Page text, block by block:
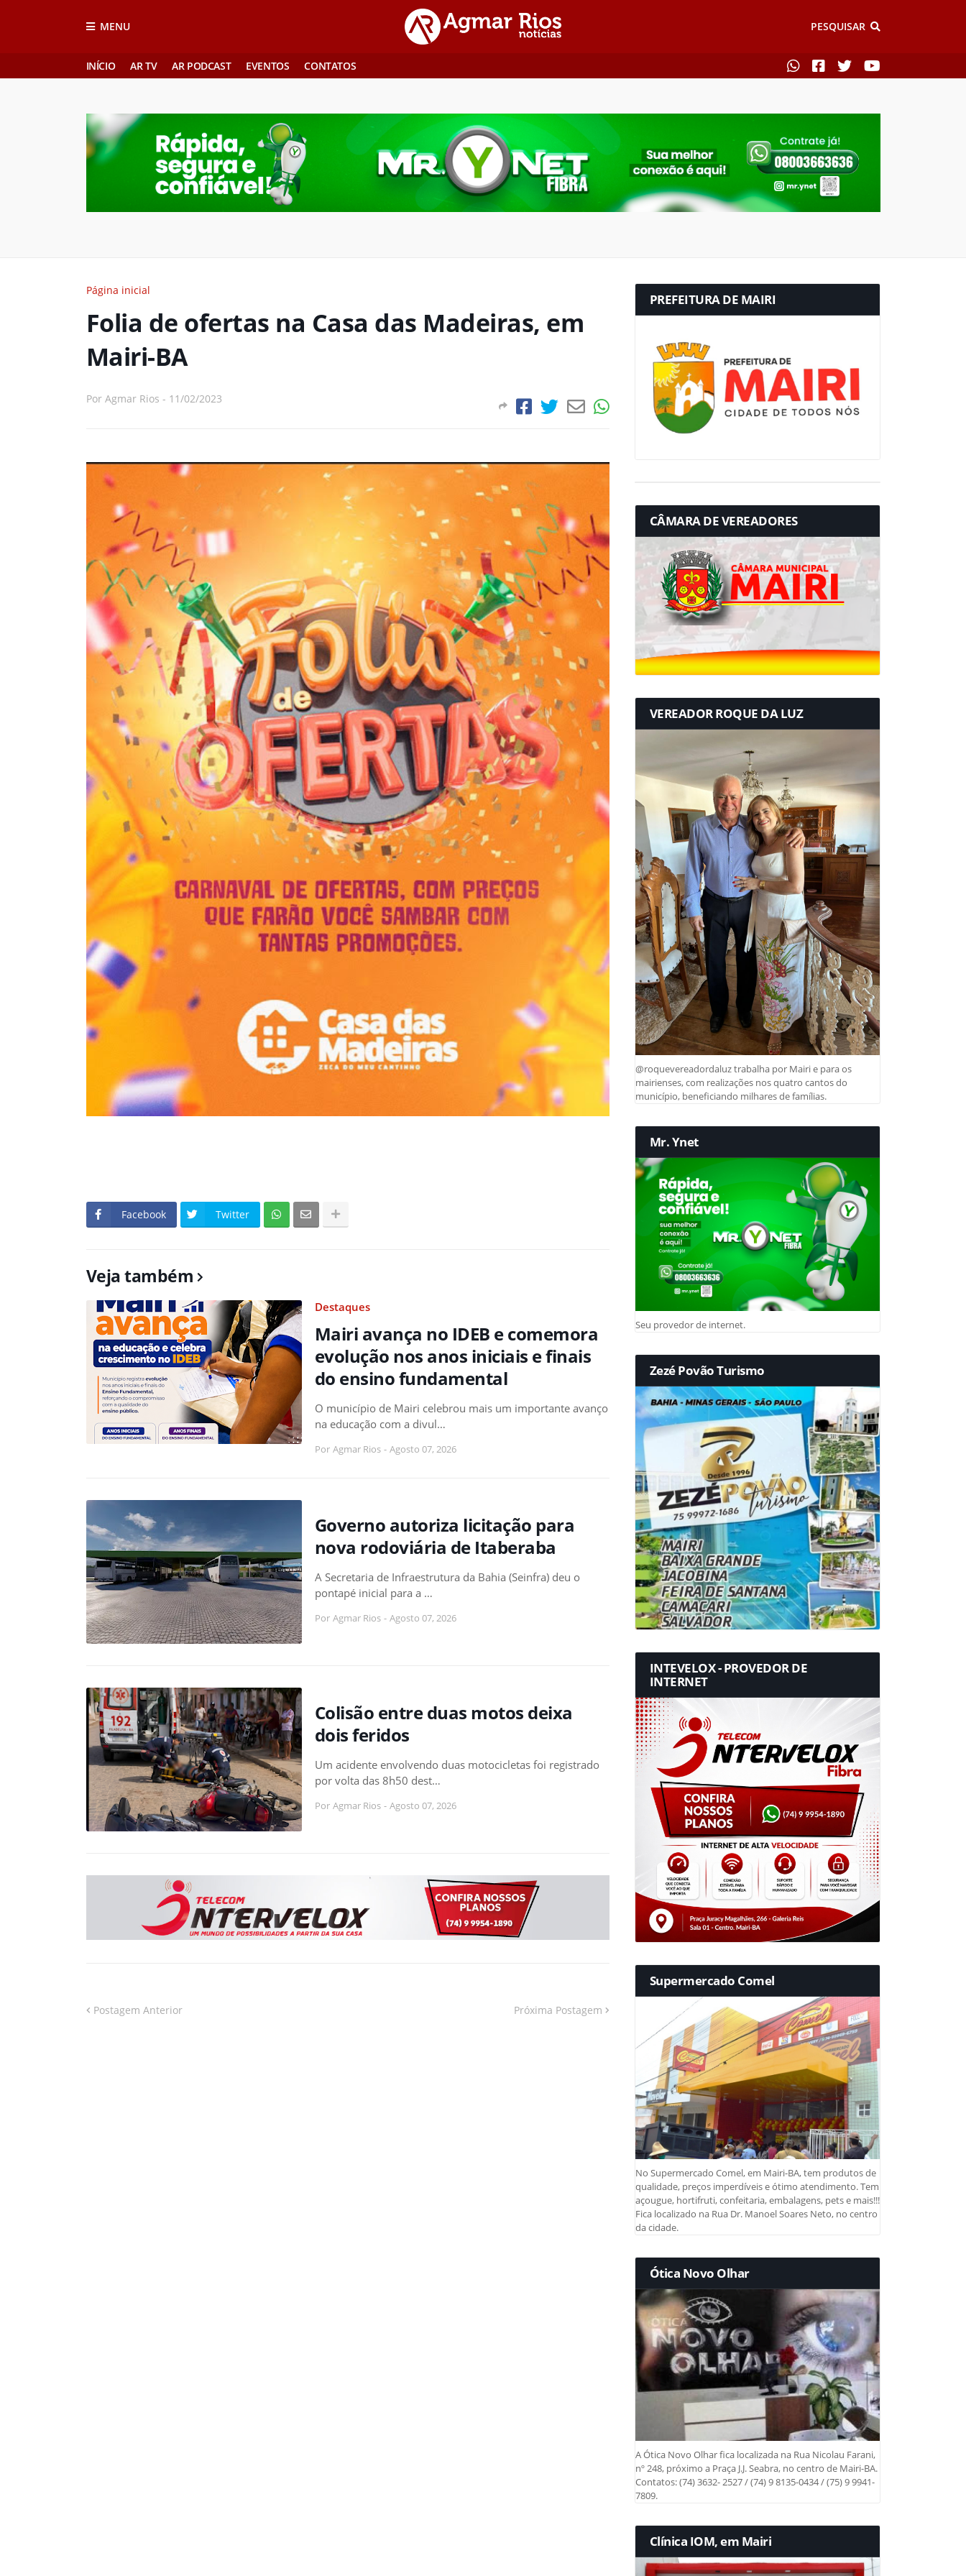
MENU PESQUISAR
INÍCIO AR TV AR PODCAST EVENTOS CONTATOS
Página inicial
Folia de ofertas na Casa das Madeiras, em
Mairi-BA
Por Agmar Rios - 11/02/2023
Facebook Twitter
Veja também
Destaques
Mairi avança no IDEB e comemora
evolução nos anos iniciais e finais
do ensino fundamental
O município de Mairi celebrou mais um importante avanço
na educação com a divul…
Por Agmar Rios - Agosto 07, 2026
Governo autoriza licitação para
nova rodoviária de Itaberaba
A Secretaria de Infraestrutura da Bahia (Seinfra) deu o
pontapé inicial para a …
Por Agmar Rios - Agosto 07, 2026
Colisão entre duas motos deixa
dois feridos
Um acidente envolvendo duas motocicletas foi registrado
por volta das 8h50 dest…
Por Agmar Rios - Agosto 07, 2026
Postagem Anterior Próxima Postagem
PREFEITURA DE MAIRI
CÂMARA DE VEREADORES
VEREADOR ROQUE DA LUZ
@roquevereadordaluz trabalha por Mairi e para os
mairienses, com realizações nos quatro cantos do
município, beneficiando milhares de famílias.
Mr. Ynet
Seu provedor de internet.
Zezé Povão Turismo
INTEVELOX - PROVEDOR DE
INTERNET
Supermercado Comel
No Supermercado Comel, em Mairi-BA, tem produtos de
qualidade, preços imperdíveis e ótimo atendimento. Tem
açougue, hortifruti, confeitaria, embalagens, pets e mais!!!
Fica localizado na Rua Dr. Manoel Soares Neto, no centro
da cidade.
Ótica Novo Olhar
A Ótica Novo Olhar fica localizada na Rua Nicolau Farani,
nº 248, próximo a Praça J.J. Seabra, no centro de Mairi-BA.
Contatos: (74) 3632- 2527 / (74) 9 8135-0434 / (75) 9 9941-
7809.
Clínica IOM, em Mairi